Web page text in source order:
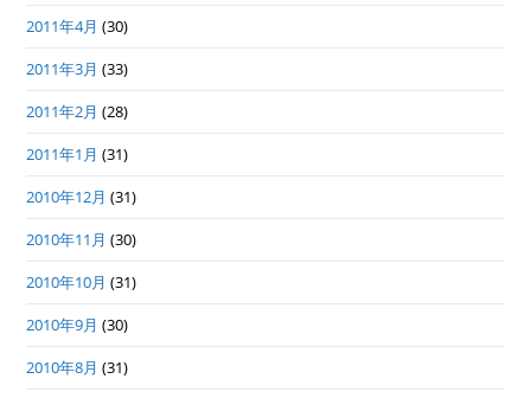
2011年4月 (30)
2011年3月 (33)
2011年2月 (28)
2011年1月 (31)
2010年12月 (31)
2010年11月 (30)
2010年10月 (31)
2010年9月 (30)
2010年8月 (31)